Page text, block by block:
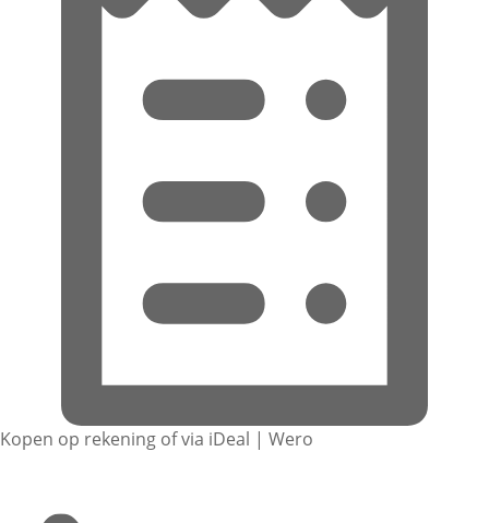
Kopen op rekening of via iDeal | Wero